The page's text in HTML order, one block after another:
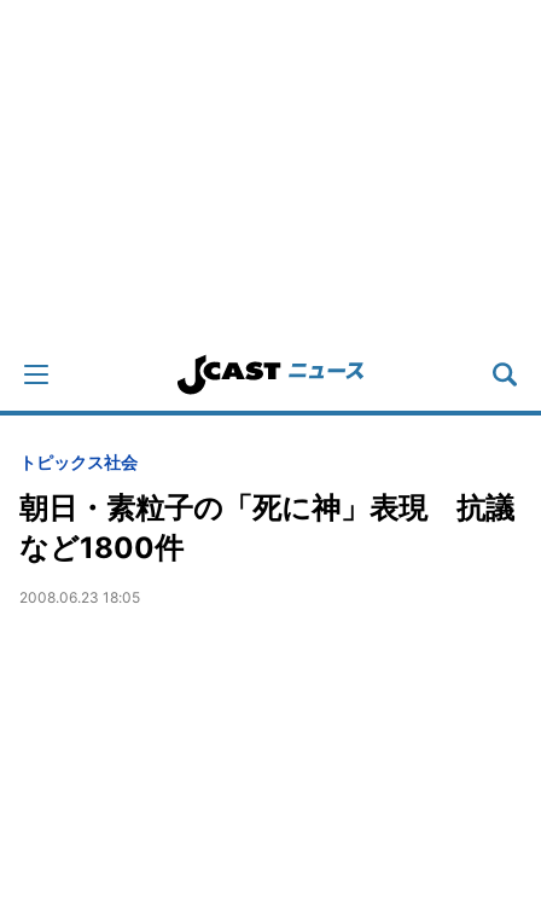
トピックス社会
朝日・素粒子の「死に神」表現 抗議
など1800件
2008.06.23 18:05